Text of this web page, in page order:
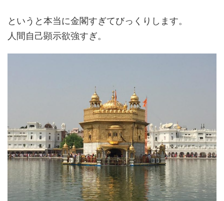
というと本当に金閣すぎてびっくりします。
人間自己顕示欲強すぎ。